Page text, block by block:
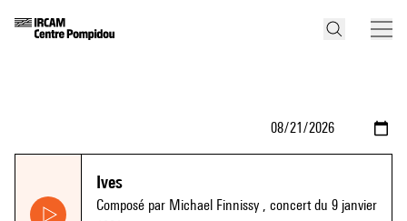
Ives
Composé par Michael Finnissy , concert du 9 janvier